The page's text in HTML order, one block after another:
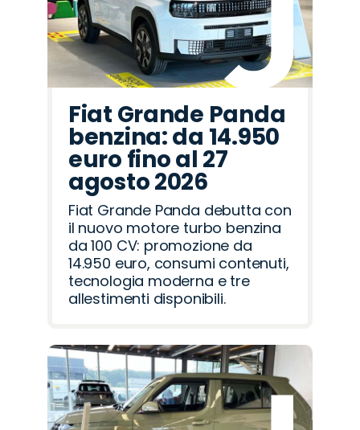
Fiat Grande Panda
benzina: da 14.950
euro fino al 27
agosto 2026
Fiat Grande Panda debutta con
il nuovo motore turbo benzina
da 100 CV: promozione da
14.950 euro, consumi contenuti,
tecnologia moderna e tre
allestimenti disponibili.